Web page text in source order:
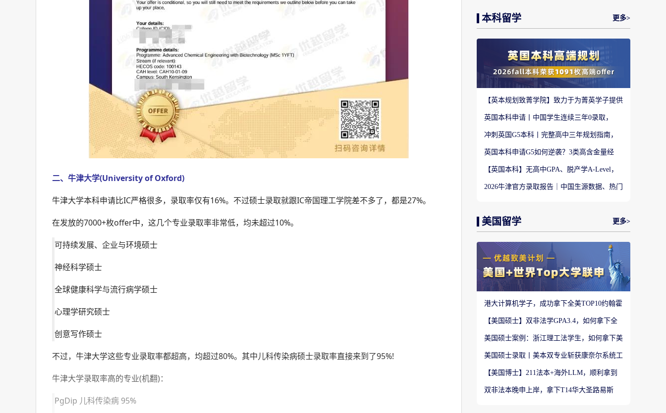
二、牛津大学(University of Oxford)
牛津大学本科申请比IC严格很多，录取率仅有16%。不过硕士录取就跟IC帝国理工学院差不多了，都是27%。
在发放的7000+枚offer中，这几个专业录取率非常低，均未超过10%。
可持续发展、企业与环境硕士
神经科学硕士
全球健康科学与流行病学硕士
心理学研究硕士
创意写作硕士
不过，牛津大学这些专业录取率都超高，均超过80%。其中儿科传染病硕士录取率直接来到了95%!
牛津大学录取率高的专业(机翻)：
PgDip 儿科传染病 95%
本科留学 更多>
【英本规划致菁学院】致力于为菁英学子提供
英国本科申请丨中国学生连续三年0录取，
冲刺英国G5本科丨完整高中三年规划指南，
英国本科申请G5如何逆袭？3类高含金量经
【英国本科】无高中GPA、脱产学A-Level，
2026牛津官方录取报告｜中国生源数据、热门
美国留学 更多>
港大计算机学子，成功拿下全美TOP10约翰霍
【美国硕士】双非法学GPA3.4，如何拿下全
美国硕士案例：浙江理工法学生，如何拿下美
美国硕士录取丨美本双专业斩获康奈尔系统工
【美国博士】211法本+海外LLM，顺利拿到
双非法本晚申上岸，拿下T14华大圣路易斯